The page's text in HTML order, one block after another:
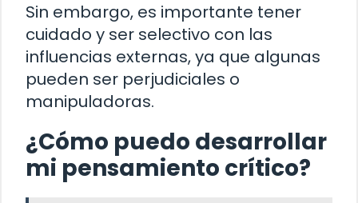
Sin embargo, es importante tener
cuidado y ser selectivo con las
influencias externas, ya que algunas
pueden ser perjudiciales o
manipuladoras.
¿Cómo puedo desarrollar
mi pensamiento crítico?